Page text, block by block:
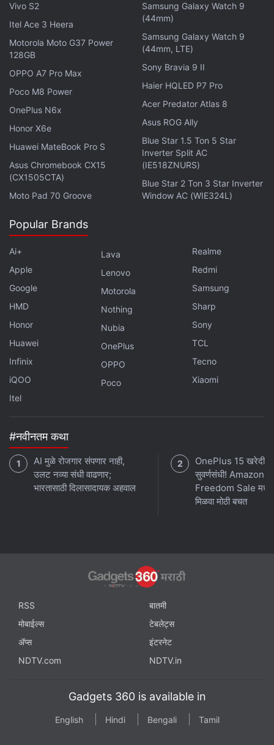
CMF Phone 2 Pro मध्ये 5,000mAh battery आहे ज्याला
33W fast charging आणि 5W reverse wired charging
सपोर्ट आहे. एका चार्ज मध्ये फोन 47 तास कॉलिंग टाईम आणि 22
तासांपर्यंत YouTube streaming time देऊ शकतो. भारतामध्ये
फोन सोबत चार्जर देखील मिळणार आहे. फोनचा आकार
164×7.8×78mm आहे तर फोनचं वजन 185g आहे.
Vivo S2
Itel Ace 3 Heera
Motorola Moto G37 Power
128GB
OPPO A7 Pro Max
Poco M8 Power
OnePlus N6x
Honor X6e
Huawei MateBook Pro S
Asus Chromebook CX15
(CX1505CTA)
Moto Pad 70 Groove
Samsung Galaxy Watch 9
(44mm)
Samsung Galaxy Watch 9
(44mm, LTE)
Sony Bravia 9 II
Haier HQLED P7 Pro
Acer Predator Atlas 8
Asus ROG Ally
Blue Star 1.5 Ton 5 Star
Inverter Split AC
(IE518ZNURS)
Blue Star 2 Ton 3 Star Inverter
Window AC (WIE324L)
Popular Brands
Ai+
Apple
Google
HMD
Honor
Huawei
Infinix
iQOO
Itel
Lava
Lenovo
Motorola
Nothing
Nubia
OnePlus
OPPO
Poco
Realme
Redmi
Samsung
Sharp
Sony
TCL
Tecno
Xiaomi
#नवीनतम कथा
AI मुळे रोजगार संपणार नाही,
उलट नव्या संधी वाढणार;
भारतासाठी दिलासादायक अहवाल
OnePlus 15 खरेदीची
सुवर्णसंधी! Amazon
Freedom Sale मध्ये
मिळवा मोठी बचत
RSS
बातमी
मोबाईल्स
टेबलेट्स
ॲप्स
इंटरनेट
NDTV.com
NDTV.in
Gadgets 360 is available in
English Hindi Bengali Tamil